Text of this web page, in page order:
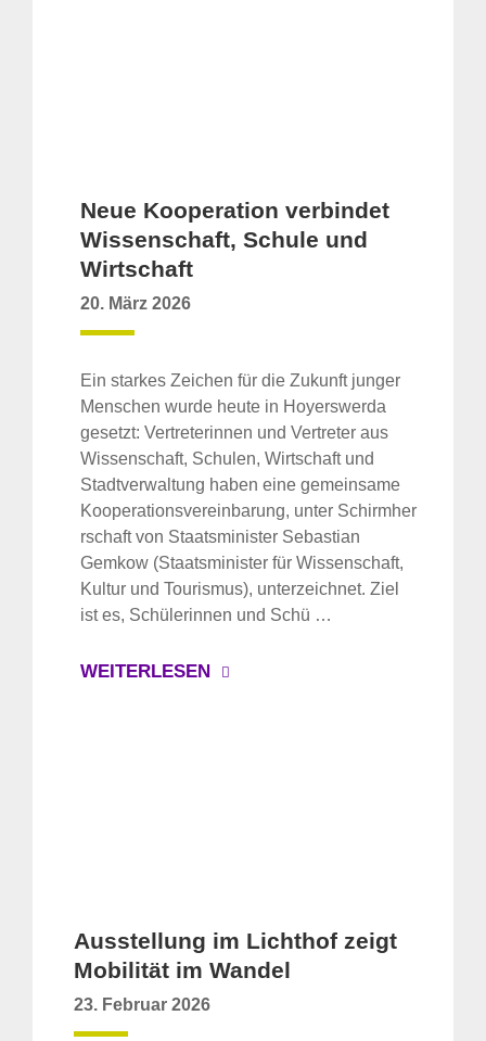
Neue Kooperation verbindet
Wissenschaft, Schule und
Wirtschaft
20. März 2026
Ein starkes Zeichen für die Zukunft junger
Menschen wurde heute in Hoyerswerda
gesetzt: Vertreterinnen und Vertreter aus
Wissenschaft, Schulen, Wirtschaft und
Stadtverwaltung haben eine gemeinsame
Kooperationsvereinbarung, unter Schirmher
rschaft von Staatsminister Sebastian
Gemkow (Staatsminister für Wissenschaft,
Kultur und Tourismus), unterzeichnet. Ziel
ist es, Schülerinnen und Schü …
WEITERLESEN
Ausstellung im Lichthof zeigt
Mobilität im Wandel
23. Februar 2026